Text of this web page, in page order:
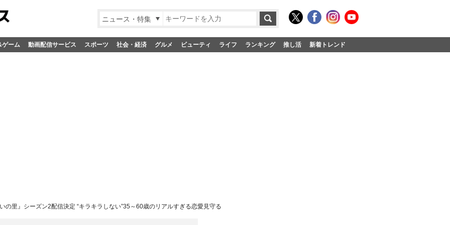
ニュース・特集
ゲーム 動画配信サービス スポーツ 社会・経済 グルメ ビューティ ライフ ランキング 推し活 新着トレンド
の里』シーズン2配信決定 “キラキラしない”35～60歳のリアルすぎる恋愛見守る